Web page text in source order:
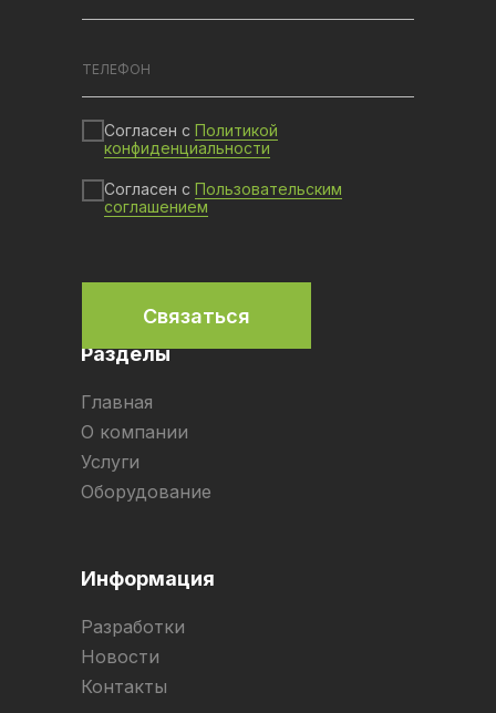
Разделы
Информация
Главная
О компании
Услуги
Оборудование
Разработки
Новости
Контакты
Согласен с Политикой
конфиденциальности
Согласен с Пользовательским
соглашением
Связаться